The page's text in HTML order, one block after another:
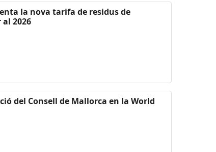
la nova tarifa de residus de
2026
del Consell de Mallorca en la World